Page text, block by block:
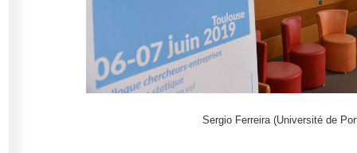
Sergio Ferreira (Université de